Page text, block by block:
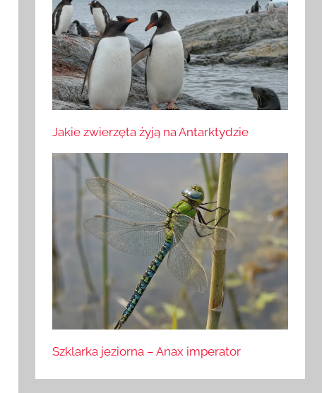
Jakie zwierzęta żyją na Antarktydzie
Szklarka jeziorna – Anax imperator